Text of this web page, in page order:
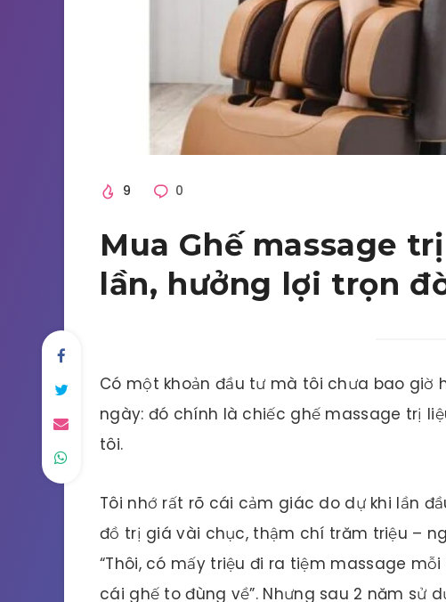
9 0
Mua Ghế massage
lần, hưởng lợi trọn
Có một khoản đầu tư mà tôi chưa bao giờ
ngày: đó chính là chiếc ghế massage trị
tôi.
Tôi nhớ rất rõ cái cảm giác do dự khi lần
đồ trị giá vài chục, thậm chí trăm triệu –
“Thôi, có mấy triệu đi ra tiệm massage
cái ghế to đùng về”. Nhưng sau 2 năm sử